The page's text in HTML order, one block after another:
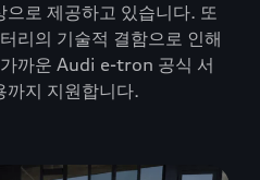
로 제공하고 있습니다. 또
리의 기술적 결함으로 인해
까운 Audi e-tron 공식 서
까지 지원합니다.